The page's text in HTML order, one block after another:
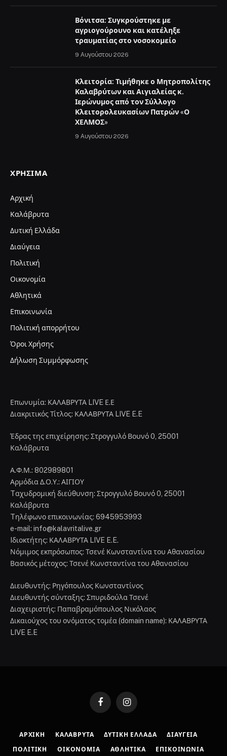
Βόνιτσα: Συγκρούστηκε με
αγριογούρουνο και κατέληξε
τραυματίας στο νοσοκομείο
9 Αυγούστου 2026
Κλειτορία: Τιμήθηκε ο Μητροπολίτης
Καλαβρύτων και Αιγιαλείας κ.
Ιερώνυμος από τον Σύλλογο
Κλειτορολευκασίων Πατρών «Ο
ΧΕΛΜΟΣ»
9 Αυγούστου 2026
ΧΡΉΣΙΜΑ
Αρχική
Καλάβρυτα
Δυτική Ελλάδα
Διαύγεια
Πολιτική
Οικονομία
Αθλητικά
Επικοινωνία
Πολιτική απορρήτου
Όροι Χρήσης
Δήλωση Συμμόρφωσης
Επωνυμία: ΚΑΛΑΒΡΥΤΑ LIVE Ε.Ε
Διακριτικός Τίτλος: ΚΑΛΑΒΡΥΤΑ LIVE E.E
Έδρας της επιχείρησης: Στρογγυλό Βουνό 0, 25001
Καλάβρυτα
Α.Φ.Μ.: 802989801
Αρμόδια Δ.Ο.Υ.: ΑΙΓΙΟΥ
Tαχυδρομική διεύθυνση: Στρογγυλό Βουνό 0, 25001
Καλάβρυτα
Tηλέφωνο επικοινωνίας: 6945953993
e-mail: info@kalavritalive.gr
Iδιοκτήτης: ΚΑΛΑΒΡΥΤΑ LIVE E.E.
Νόμιμος εκπρόσωπος: Τσενέ Κωνσταντίνα του Αθανασίου
Βασικός μέτοχος: Τσενέ Κωνσταντίνα του Αθανασίου
Διευθυντής: Ρηγόπουλος Κωνσταντίνος
Διευθυντής σύνταξης: Σπυριδούλα Τσενέ
Διαχειριστής: Παπαβραμόπουλος Νικόλαος
Δικαιούχος του ονόματος τομέα (domain name): ΚΑΛΑΒΡΥΤΑ
LIVE E.E
FacebookInstagram
ΑΡΧΙΚΉ ΚΑΛΆΒΡΥΤΑ ΔΥΤΙΚΉ ΕΛΛΆΔΑ ΔΙΑΎΓΕΙΑ
ΠΟΛΙΤΙΚΉ ΟΙΚΟΝΟΜΊΑ ΑΘΛΗΤΙΚΆ ΕΠΙΚΟΙΝΩΝΊΑ